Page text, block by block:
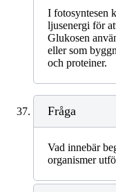
I fotosyntesen
ljusenergi för
Glukosen
eller som
och proteiner.
Fråga
Vad innebär
organismer